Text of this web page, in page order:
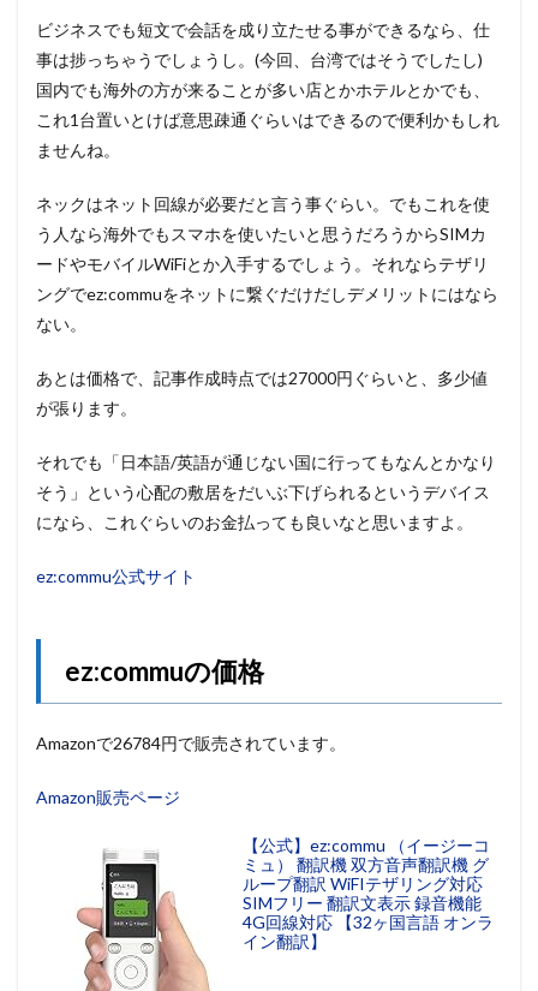
ビジネスでも短文で会話を成り立たせる事ができるなら、仕
事は捗っちゃうでしょうし。(今回、台湾ではそうでしたし)
国内でも海外の方が来ることが多い店とかホテルとかでも、
これ1台置いとけば意思疎通ぐらいはできるので便利かもしれ
ませんね。
ネックはネット回線が必要だと言う事ぐらい。でもこれを使
う人なら海外でもスマホを使いたいと思うだろうからSIMカ
ードやモバイルWiFiとか入手するでしょう。それならテザリ
ングでez:commuをネットに繋ぐだけだしデメリットにはなら
ない。
あとは価格で、記事作成時点では27000円ぐらいと、多少値
が張ります。
それでも「日本語/英語が通じない国に行ってもなんとかなり
そう」という心配の敷居をだいぶ下げられるというデバイス
になら、これぐらいのお金払っても良いなと思いますよ。
ez:commu公式サイト
ez:commuの価格
Amazonで26784円で販売されています。
Amazon販売ページ
【公式】ez:commu （イージーコ
ミュ） 翻訳機 双方音声翻訳機 グ
ループ翻訳 WiFIテザリング対応
SIMフリー 翻訳文表示 録音機能
4G回線対応 【32ヶ国言語 オンラ
イン翻訳】